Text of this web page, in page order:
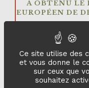
À OBTENU LE
EUROPÉEN DE
Ce site utilise des
et vous donne le
sur ceux que
souhaitez